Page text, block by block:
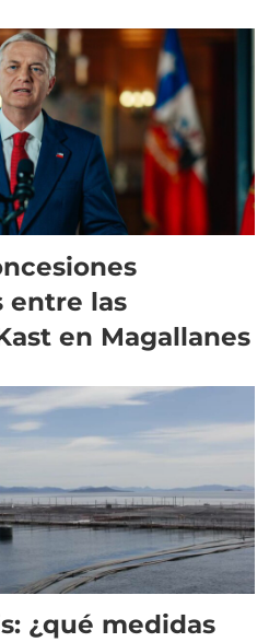
entre las
en Magallanes
¿qué medidas